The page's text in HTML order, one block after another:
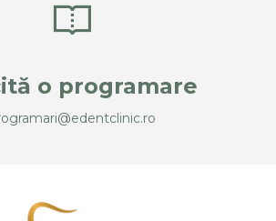
o programare